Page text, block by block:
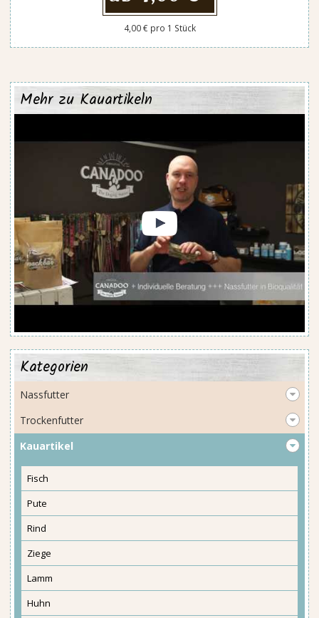
4,00 € pro 1 Stück
Mehr zu Kauartikeln
Kategorien
Nassfutter
Trockenfutter
Kauartikel
Fisch
Pute
Rind
Ziege
Lamm
Huhn